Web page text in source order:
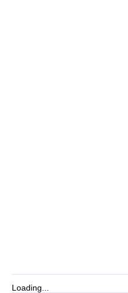
Loading...